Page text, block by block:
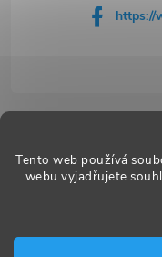
Tento web používá
webu vyjadřujete
https://
Užitečné odkazy